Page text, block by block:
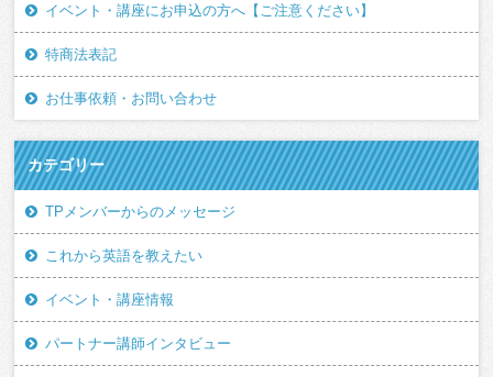
イベント・講座にお申込の方へ【ご注意ください】
特商法表記
お仕事依頼・お問い合わせ
カテゴリー
TPメンバーからのメッセージ
これから英語を教えたい
イベント・講座情報
パートナー講師インタビュー